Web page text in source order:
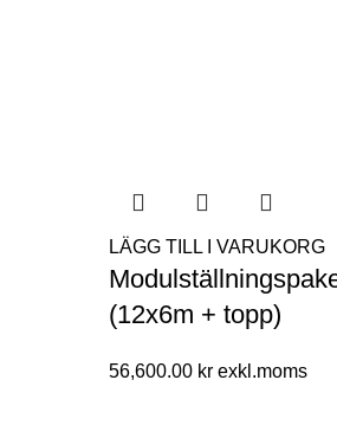
LÄGG TILL I VARUKORG
(12x6m + topp)
56,600.00 kr